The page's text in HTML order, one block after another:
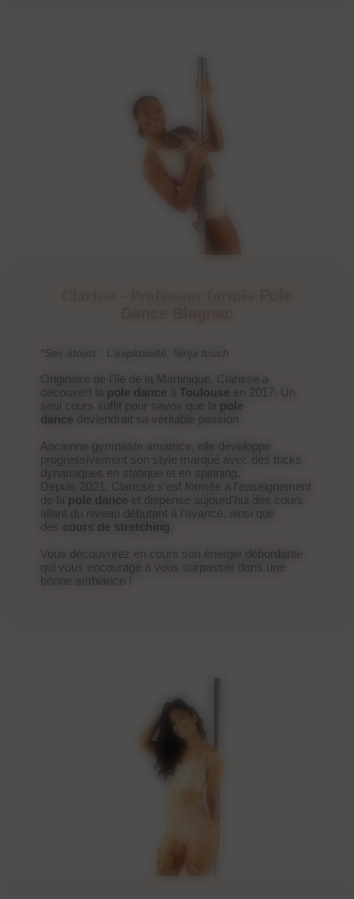
*Ses atouts : L’explosivité, Ninja touch
Originaire de l’île de la Martinique, Clarisse a
découvert la pole dance Toulouse en 2017. Un
seul cours suffit pour savoir que la pole
dance deviendrait sa véritable passion.
Ancienne gymnaste amatrice, elle développe
progressivement son style marqué avec des tricks
dynamiques en statique et en spinning.
Depuis 2021, Clarisse s’est formée à l’enseignement
de la pole dance et dispense aujourd’hui des cours
allant du niveau débutant à l’avancé, ainsi que
des
cours de stretching
Vous découvrirez en cours son énergie débordante
qui vous encourage à vous surpasser dans une
bonne ambiance !